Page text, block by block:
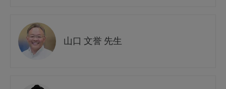
山口 文誉 先生